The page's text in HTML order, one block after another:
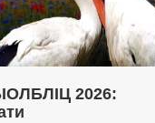
2026: